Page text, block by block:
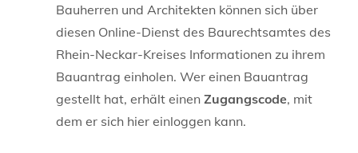
Bauherren und Architekten können sich über
diesen Online-Dienst des Baurechtsamtes des
Rhein-Neckar-Kreises Informationen zu ihrem
Bauantrag einholen. Wer einen Bauantrag
gestellt hat, erhält einen Zugangscode, mit
dem er sich hier einloggen kann.